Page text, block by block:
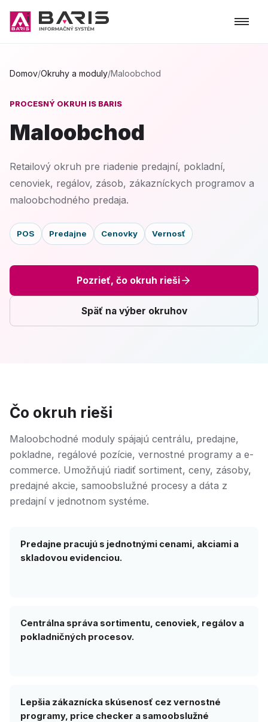
Domov/Okruhy a moduly/Maloobchod
PROCESNÝ OKRUH IS BARIS
Maloobchod
Retailový okruh pre riadenie predajní, pokladní,
cenoviek, regálov, zásob, zákazníckych programov a
maloobchodného predaja.
POS Predajne Cenovky Vernosť
Pozrieť, čo okruh rieši
Späť na výber okruhov
Čo okruh rieši
Maloobchodné moduly spájajú centrálu, predajne,
pokladne, regálové pozície, vernostné programy a e-
commerce. Umožňujú riadiť sortiment, ceny, zásoby,
predajné akcie, samoobslužné procesy a dáta z
predajní v jednotnom systéme.
Predajne pracujú s jednotnými cenami, akciami a
skladovou evidenciou.
Centrálna správa sortimentu, cenoviek, regálov a
pokladničných procesov.
Lepšia zákaznícka skúsenosť cez vernostné
programy, price checker a samoobslužné